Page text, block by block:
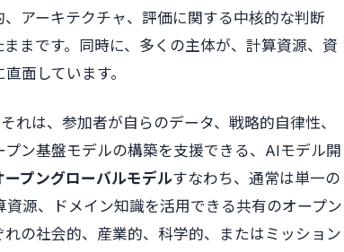
アーキテクチャ、評価に関する中核的な判断
まです。同時に、多くの主体が、計算資源、資
面しています。
は、参加者が自らのデータ、戦略的自律性、
ン基盤モデルの構築を支援できる、AIモデル開
ープングローバルモデルすなわち、通常は単一の
源、ドメイン知識を活用できる共有のオープン
の社会的、産業的、科学的、またはミッション